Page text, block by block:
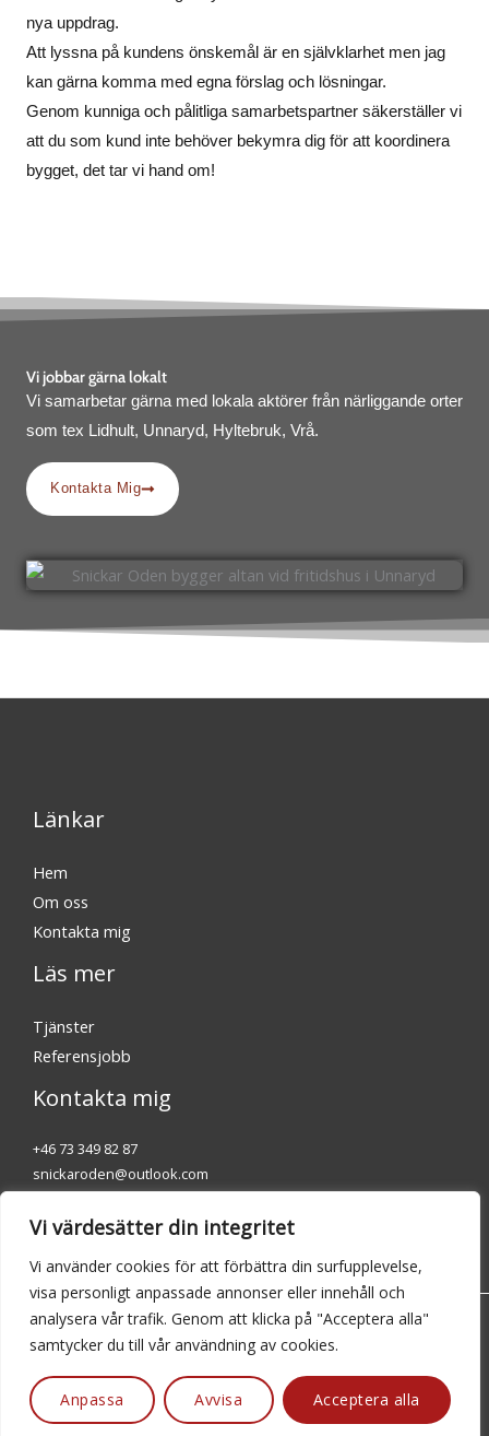
Vi värdesätter din integritet
Vi använder cookies för att förbättra din surfupplevelse,
visa personligt anpassade annonser eller innehåll och
analysera vår trafik. Genom att klicka på "Acceptera alla"
samtycker du till vår användning av cookies.
Anpassa Avvisa Acceptera alla
nya uppdrag.
Att lyssna på kundens önskemål är en självklarhet men jag
kan gärna komma med egna förslag och lösningar.
Genom kunniga och pålitliga samarbetspartner säkerställer vi
att du som kund inte behöver bekymra dig för att koordinera
bygget, det tar vi hand om!
Vi jobbar gärna lokalt
Vi samarbetar gärna med lokala aktörer från närliggande orter
som tex Lidhult, Unnaryd, Hyltebruk, Vrå.
Kontakta Mig
Länkar
Hem
Om oss
Kontakta mig
Läs mer
Tjänster
Referensjobb
Kontakta mig
+46 73 349 82 87
snickaroden@outlook.com
Copyright © 2026 Snickar Oden
Utvecklad med JT Media AB